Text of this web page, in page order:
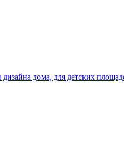
дома, для детских